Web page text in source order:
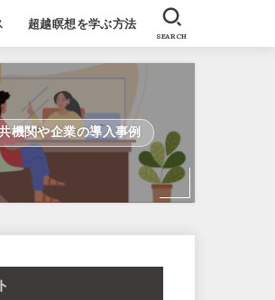
超越瞑想を学ぶ方法
SEARCH
機関や企業の導入事例